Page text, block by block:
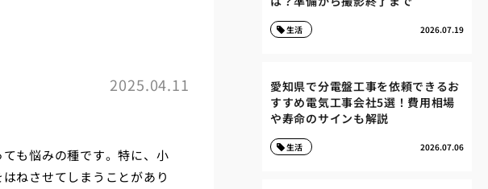
2025.04.11
も悩みの種です。特に、小
ねさせてしまうことがあり
2026.07.19
生活
愛知県で分電盤工事を依頼できるお
すすめ電気工事会社5選！費用相場
や寿命のサインも解説
2026.07.06
生活